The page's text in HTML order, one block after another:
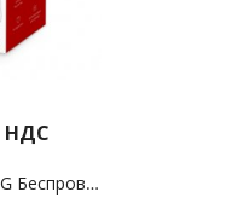
НДС
Mercusys MB230-4G Беспроводной двухдиапазонный гигабитный маршрутизатор 4G+ Cat6 AC1200